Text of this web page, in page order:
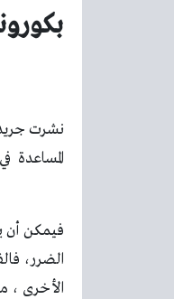
نشرت
المساعدة
فيمكن أن
الضرر،
الأخرى